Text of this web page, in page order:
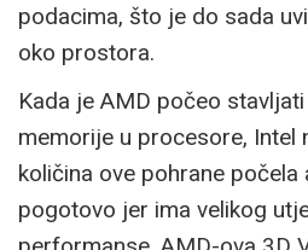
podacima, što je do sada
oko prostora.
Kada je AMD počeo
memorije u procesore, Intel
količina ove pohrane počela
pogotovo jer ima velikog